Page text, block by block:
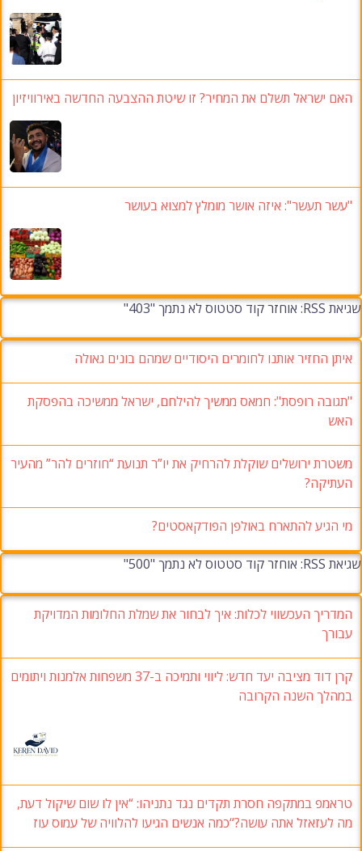
האם ישראל תשלם את המחיר? זו שיטת ההצבעה החדשה באירוויזיון
"עשר תעשר": איזה אושר מומלץ למצוא בעושר
שגיאת RSS: אוחזר קוד סטטוס לא נתמך "403"
איתן החזיר אותנו לחומרים היסודיים שמהם בונים גאולה
"תגובה רופסת": חמאס ממשיך להילחם, ישראל ממשיכה בהפסקת
האש
משטרת ירושלים שוקלת להרחיק את יו”ר תנועת “חוזרים להר” מהעיר
העתיקה?
מי הגיע להתארח באולפן הפודקאסטים?
שגיאת RSS: אוחזר קוד סטטוס לא נתמך "500"
המדריך העכשווי לכלות: איך לבחור את שמלת החלומות המדויקת
עבורך
קרן דוד מציבה יעד חדש: ליווי ותמיכה ב-37 משפחות אלמנות ויתומים
במהלך השנה הקרובה
טראמפ במתקפה חסרת תקדים נגד נתניהו: “אין לו שום שיקול דעת,
מה לעזאזל אתה עושה?“כמה אנשים הגיעו להלוויה של עמוס עוז